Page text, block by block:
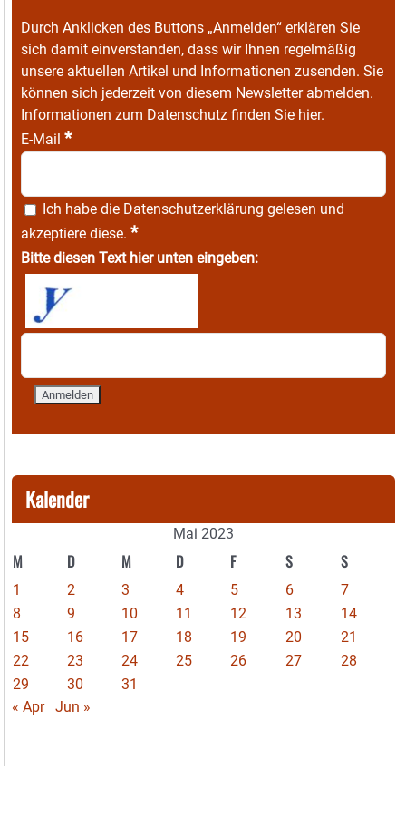
Durch Anklicken des Buttons „Anmelden“ erklären Sie
sich damit einverstanden, dass wir Ihnen regelmäßig
unsere aktuellen Artikel und Informationen zusenden. Sie
können sich jederzeit von diesem Newsletter abmelden.
Informationen zum Datenschutz finden Sie hier.
E-Mail *
Ich habe die Datenschutzerklärung gelesen und
akzeptiere diese. *
Bitte diesen Text hier unten eingeben:
Kalender
Mai 2023
M D M D F S S
1 2 3 4 5 6
7
8
9 10 11 12 13
14
15
16 17 18 19 20
21
22
23 24 25 26 27
28
29
30
31
« Apr
Jun »